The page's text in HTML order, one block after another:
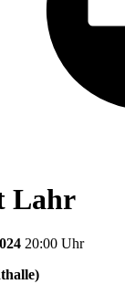
Lahr
20:00 Uhr